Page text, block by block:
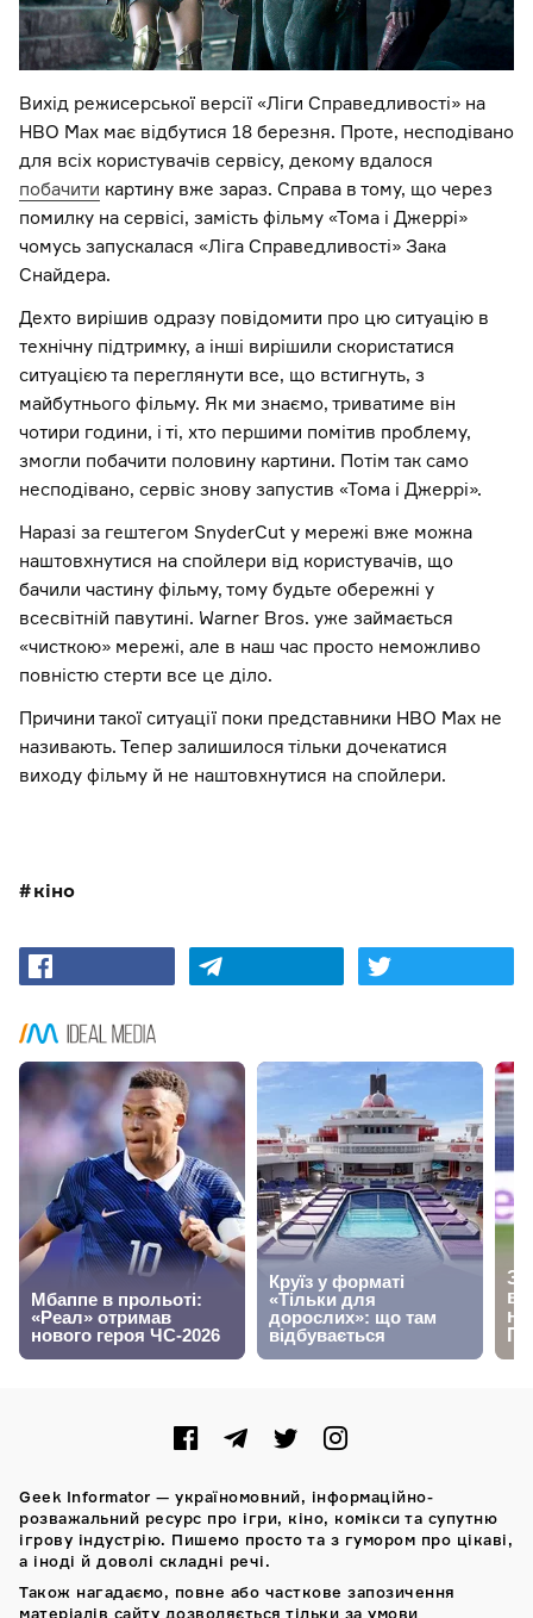
Вихід режисерської версії «Ліги Справедливості» на
HBO Max має відбутися 18 березня. Проте, несподівано
для всіх користувачів сервісу, декому вдалося
побачити картину вже зараз. Справа в тому, що через
помилку на сервісі, замість фільму «Тома і Джеррі»
чомусь запускалася «Ліга Справедливості» Зака
Снайдера.
Дехто вирішив одразу повідомити про цю ситуацію в
технічну підтримку, а інші вирішили скористатися
ситуацією та переглянути все, що встигнуть, з
майбутнього фільму. Як ми знаємо, триватиме він
чотири години, і ті, хто першими помітив проблему,
змогли побачити половину картини. Потім так само
несподівано, сервіс знову запустив «Тома і Джеррі».
Наразі за гештегом SnyderCut у мережі вже можна
наштовхнутися на спойлери від користувачів, що
бачили частину фільму, тому будьте обережні у
всесвітній павутині. Warner Bros. уже займається
«чисткою» мережі, але в наш час просто неможливо
повністю стерти все це діло.
Причини такої ситуації поки представники HBO Max не
називають. Тепер залишилося тільки дочекатися
виходу фільму й не наштовхнутися на спойлери.
кіно
Geek Informator — україномовний, інформаційно-
розважальний ресурс про ігри, кіно, комікси та супутню
ігрову індустрію. Пишемо просто та з гумором про цікаві,
а іноді й доволі складні речі.
Також нагадаємо, повне або часткове запозичення
матеріалів сайту дозволяється тільки за умови